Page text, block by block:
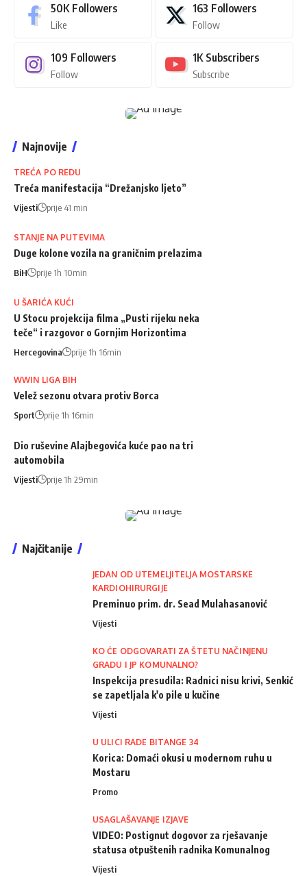
50K Followers
Like
163 Followers
Follow
109 Followers
Follow
1K Subscribers
Subscribe
Najnovije
TREĆA PO REDU
Treća manifestacija “Drežanjsko ljeto”
Vijesti prije 41 min
STANJE NA PUTEVIMA
Duge kolone vozila na graničnim prelazima
BiH prije 1h 10min
U ŠARIĆA KUĆI
U Stocu projekcija filma „Pusti rijeku neka
teče“ i razgovor o Gornjim Horizontima
Hercegovina prije 1h 16min
WWIN LIGA BIH
Velež sezonu otvara protiv Borca
Sport prije 1h 16min
Dio ruševine Alajbegovića kuće pao na tri
automobila
Vijesti prije 1h 29min
Najčitanije
JEDAN OD UTEMELJITELJA MOSTARSKE
KARDIOHIRURGIJE
Preminuo prim. dr. Sead Mulahasanović
Vijesti
KO ĆE ODGOVARATI ZA ŠTETU NAČINJENU
GRADU I JP KOMUNALNO?
Inspekcija presudila: Radnici nisu krivi, Senkić
se zapetljala k'o pile u kučine
Vijesti
U ULICI RADE BITANGE 34
Korica: Domaći okusi u modernom ruhu u
Mostaru
Promo
USAGLAŠAVANJE IZJAVE
VIDEO: Postignut dogovor za rješavanje
statusa otpuštenih radnika Komunalnog
Vijesti